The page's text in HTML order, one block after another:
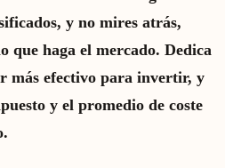
y no mires atrás,
que haga el mercado. Dedica
más efectivo para invertir, y
y el promedio de coste